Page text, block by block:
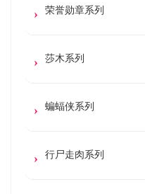
荣誉勋章系列
莎木系列
蝙蝠侠系列
行尸走肉系列